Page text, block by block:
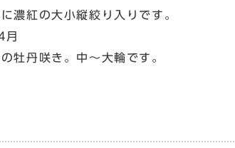
紅の大小縦絞り入りです。
牡丹咲き。中～大輪です。